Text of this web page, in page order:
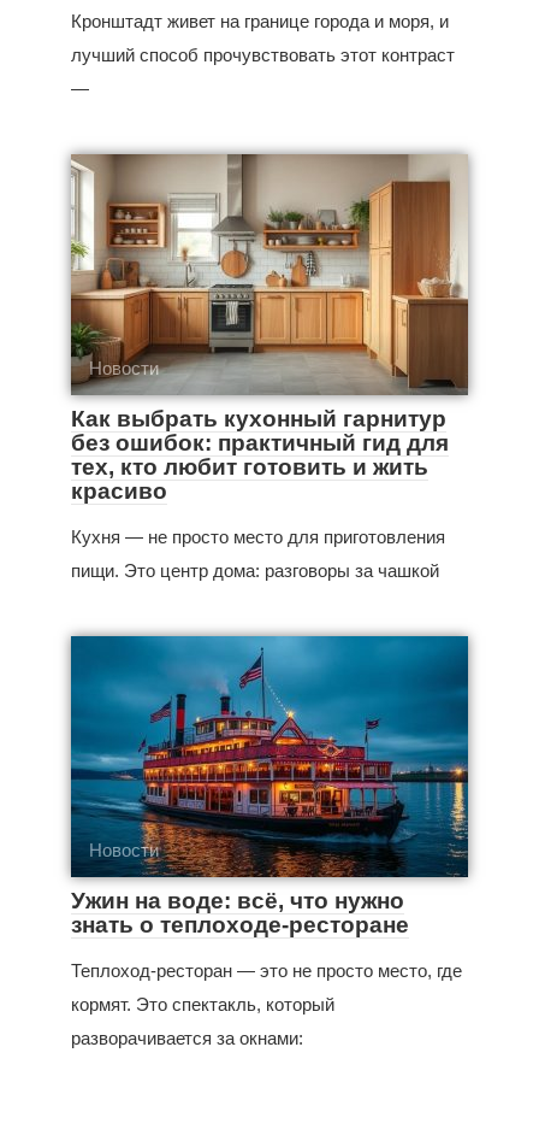
Кронштадт живет на границе города и моря, и
лучший способ прочувствовать этот контраст
—
Новости
Как выбрать кухонный гарнитур
без ошибок: практичный гид для
тех, кто любит готовить и жить
красиво
Кухня — не просто место для приготовления
пищи. Это центр дома: разговоры за чашкой
Новости
Ужин на воде: всё, что нужно
знать о теплоходе-ресторане
Теплоход-ресторан — это не просто место, где
кормят. Это спектакль, который
разворачивается за окнами: